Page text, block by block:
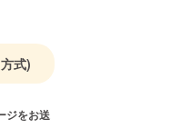
式)
ジをお送